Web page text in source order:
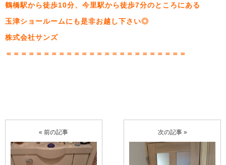
鶴橋駅から徒歩10分、今里駅から徒歩7分のところにある
玉津ショールームにも是非お越し下さい◎
株式会社サンズ
＝＝＝＝＝＝＝＝＝＝＝＝＝＝＝＝＝＝＝＝＝＝＝＝
« 前の記事 次の記事 »